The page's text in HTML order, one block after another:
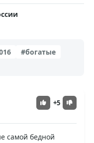
#богатые
+5
самой бедной